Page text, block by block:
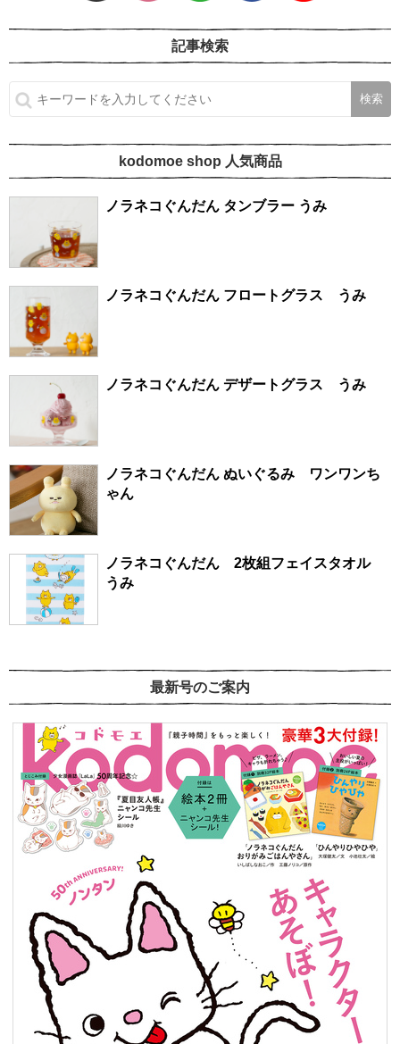
記事検索
kodomoe shop 人気商品
ノラネコぐんだん タンブラー うみ
ノラネコぐんだん フロートグラス うみ
ノラネコぐんだん デザートグラス うみ
ノラネコぐんだん ぬいぐるみ ワンワンち
ゃん
ノラネコぐんだん 2枚組フェイスタオル
うみ
最新号のご案内